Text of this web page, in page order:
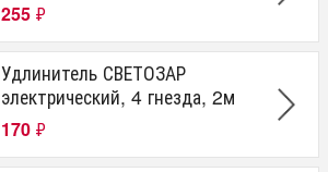
255 ₽
Удлинитель СВЕТОЗАР
электрический, 4 гнезда, 2м
170 ₽